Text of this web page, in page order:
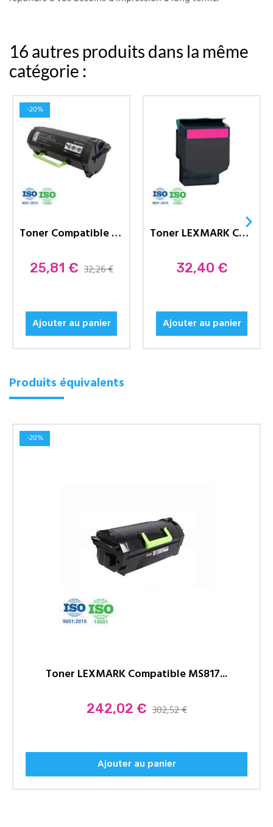
16 autres produits dans la même
catégorie :
Toner Compatible LEXMARK MS310A-...
Prix
25,81 € 32,26 €
Ajouter au panier
-20%
Toner LEXMARK Compatible CS310...
Prix
32,40 €
Ajouter au panier
›
Produits équivalents
Toner LEXMARK Compatible MS817...
Prix
242,02 € 302,52 €
Ajouter au panier
-20%